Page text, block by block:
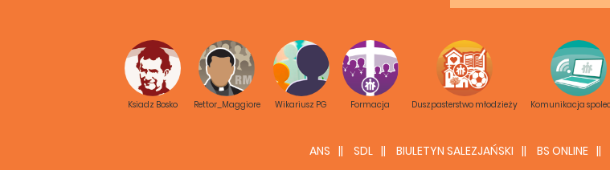
Ksiadz Bosko Rettor_Maggiore Wikariusz PG Formacja Duszpasterstwo młodzieży Komunikacja
ANS SDL BIULETYN SALEZJAŃSKI BS ONLINE